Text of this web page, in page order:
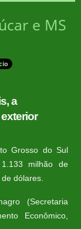
e MS
a
Grosso do Sul
milhão de
dólares.
(Secretaria
Econômico,